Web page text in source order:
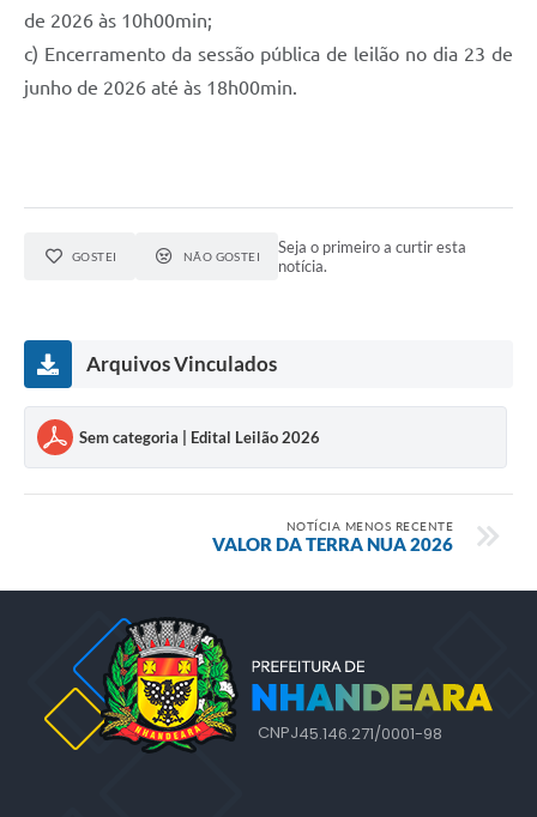
de 2026 às 10h00min;
c) Encerramento da sessão pública de leilão no dia 23 de
junho de 2026 até às 18h00min.
GOSTEI NÃO GOSTEI
Seja o primeiro a curtir esta
notícia.
Arquivos Vinculados
Sem categoria | Edital Leilão 2026
NOTÍCIA MENOS RECENTE
VALOR DA TERRA NUA 2026
CNPJ45.146.271/0001-98